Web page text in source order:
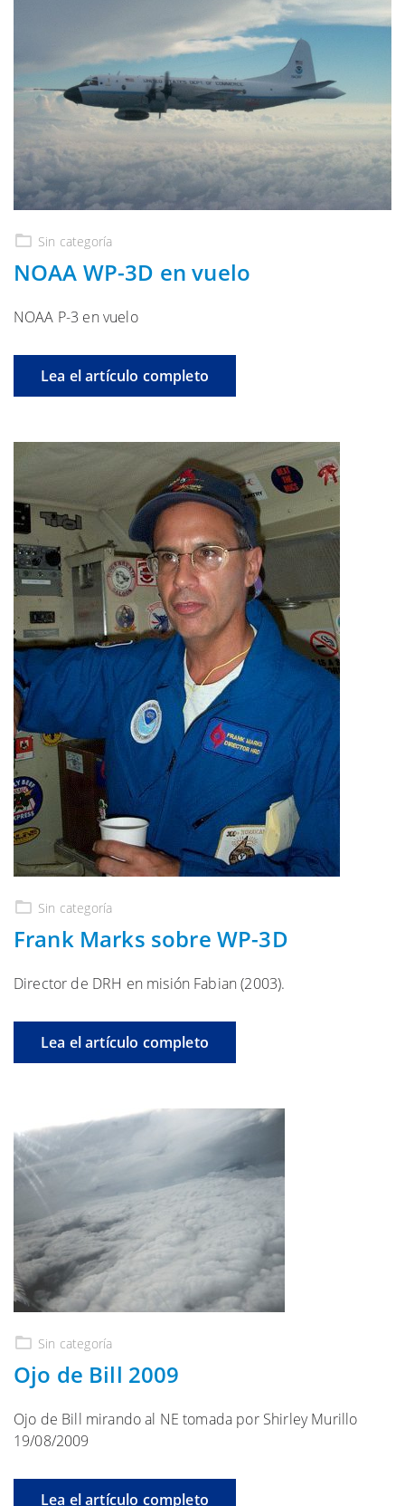
Sin categoría
NOAA WP-3D en vuelo
NOAA P-3 en vuelo
Lea el artículo completo
Sin categoría
Frank Marks sobre WP-3D
Director de DRH en misión Fabian (2003).
Lea el artículo completo
Sin categoría
Ojo de Bill 2009
Ojo de Bill mirando al NE tomada por Shirley Murillo
19/08/2009
Lea el artículo completo